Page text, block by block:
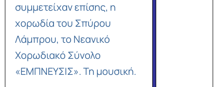
συμμετείχαν επίσης, η
χορωδία του Σπύρου
Λάμπρου, το Νεανικό
Χορωδιακό Σύνολο
«ΕΜΠΝΕΥΣΙΣ». Τη μουσική.